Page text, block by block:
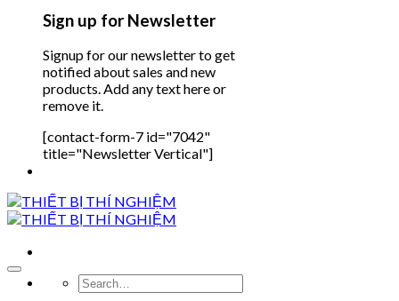
Sign up for Newsletter
Signup for our newsletter to get
notified about sales and new
products. Add any text here or
remove it.
[contact-form-7 id="7042"
title="Newsletter Vertical"]
Search